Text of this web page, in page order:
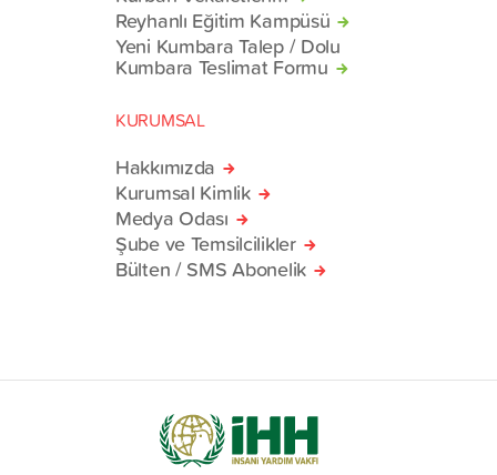
Reyhanlı Eğitim Kampüsü
Yeni Kumbara Talep / Dolu
Kumbara Teslimat Formu
KURUMSAL
Hakkımızda
Kurumsal Kimlik
Medya Odası
Şube ve Temsilcilikler
Bülten / SMS Abonelik